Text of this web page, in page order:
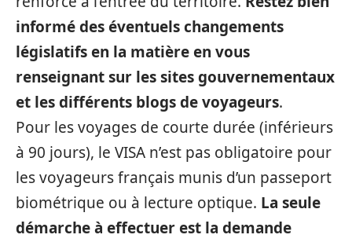
informé des éventuels changements
législatifs en la matière en vous
renseignant sur les sites gouvernementaux
et les différents blogs de voyageurs.
Pour les voyages de courte durée (inférieurs
à 90 jours), le VISA n’est pas obligatoire pour
les voyageurs français munis d’un passeport
biométrique ou à lecture optique. La seule
démarche à effectuer est la demande